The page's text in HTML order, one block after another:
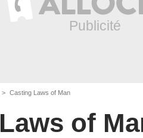
Casting Laws of Man
Laws of